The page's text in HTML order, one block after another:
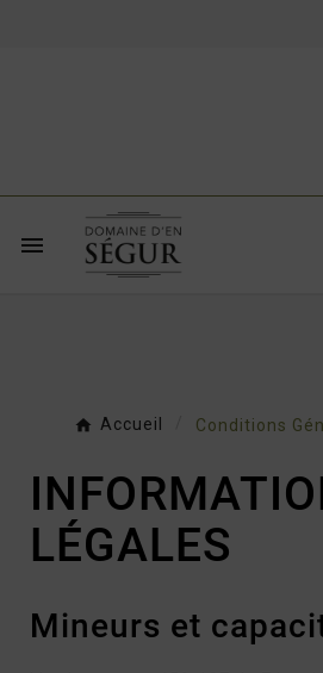

Accueil Conditions
LÉGALES
Mineurs et